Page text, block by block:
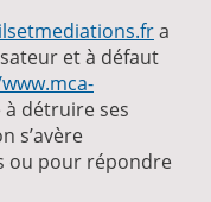
a
et à défaut
à détruire ses
s’avère
ou pour répondre